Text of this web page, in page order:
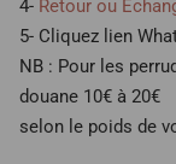
4- Retour ou
5- Cliquez lien
NB : Pour les
douane 10€ à 20€
selon le poids de